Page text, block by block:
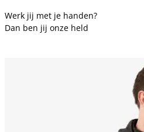
Werk jij met je handen?
Dan ben jij onze held